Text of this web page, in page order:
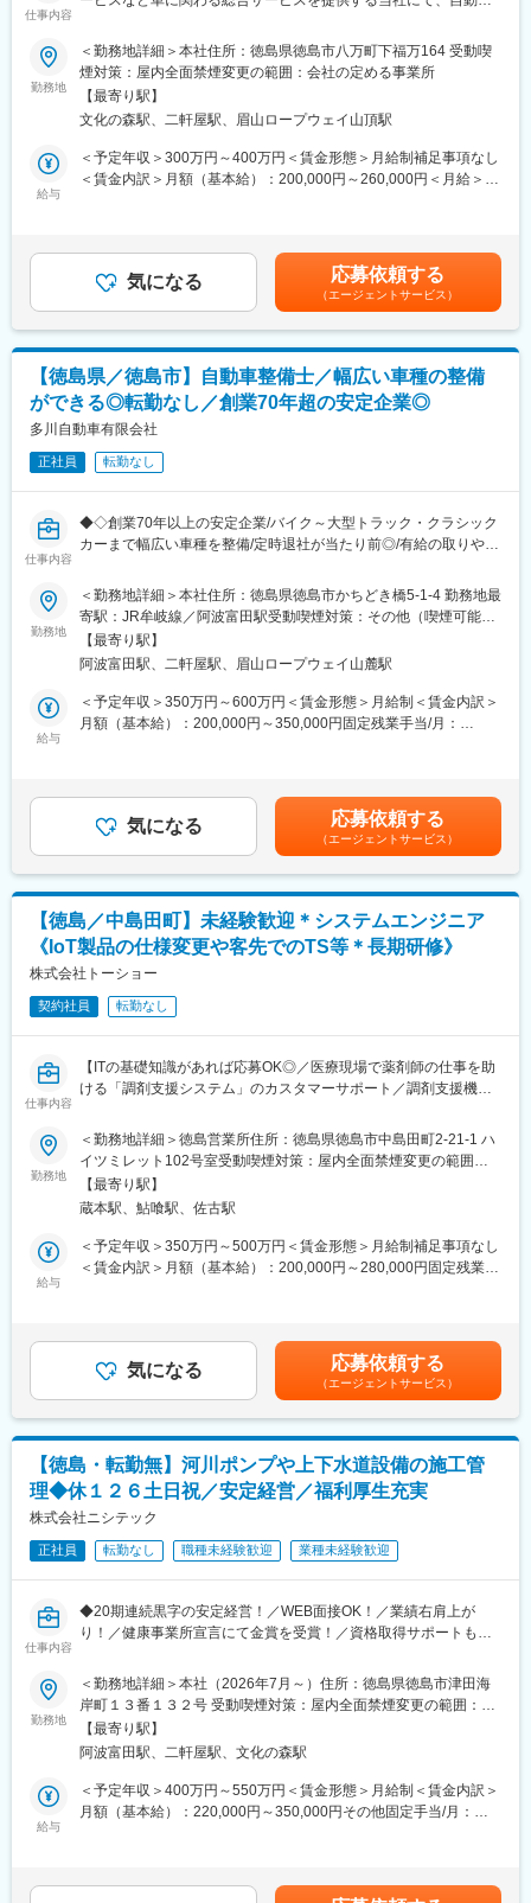
仕事内容
■業務内容：
車検整備、一般整備、定期点検整備などを行っていただきます。
（国産車の普通車・軽自動車が主になります）
その他付随する業務として納車、引き取りなども行っていただき
ます。
■当社について：
い職場です。時代ニーズに応え続けられる組織創りを目指してお
ります。
勤務地
＜勤務地詳細＞本社住所：徳島県徳島市八万町下福万164 受動喫
煙対策：屋内全面禁煙変更の範囲：会社の定める事業所
【最寄り駅】
文化の森駅、二軒屋駅、眉山ロープウェイ山頂駅
給与
＜予定年収＞300万円～400万円＜賃金形態＞月給制補足事項なし
＜賃金内訳＞月額（基本給）：200,000円～260,000円＜月給＞
当者には下記手当支給あり・主任検査員20,000円～・検査員
10,000円～・2級整備士7,000円～・3級整備士5,000円～賃金はあ
くまでも目安の金額であり、選考を通じて上下する可能性があり
ます。月給(月額)は固定手当を含めた表記です。
気になる 応募依頼する
（エージェントサービス）
【徳島県／徳島市】自動車整備士／幅広い車種の整備
ができる◎転勤なし／創業70年超の安定企業◎
多川自動車有限会社
正社員 転勤なし
仕事内容
◆◇創業70年以上の安定企業/バイク～大型トラック・クラシック
カーまで幅広い車種を整備/定時退社が当たり前◎/有給の取りやす
■おすすめPOINT ＼「好きな車」を仕事にしながら、無理なく長
く働ける整備工場◎／
・昭和27年創業、徳島市中心部で70年以上続く安定企業！車検・
板金・販売・レンタカーまで一貫したサポート体制でお客様のカ
ーライフを支えています！
・バイク～乗用車～4tトラック・中型バス・クラシックカーまで
も好きなタイミングで取得しやすい職場です！
チーム単位で整備を行うため、不明点はいつでも先輩社員に聞け
る環境です。また整備士や検査員、牽引免許などの業務で必要な
資格は全額会社負担で取得頂けます。
■業務詳細：
＜メンテナンス業務＞
・乗用車、4tトラック、中型バスなどの点検・車検・一般整備
・オイル交換、タイヤ交換、ブレーキ周りの整備、故障診断など
＜フロント業務＞
・お客様の受付・ヒアリング（症状や要望の確認）
・顧客データ管理
中型車や法人顧客の案件もあり、説明力・提案力を活かしながら
「頼られる存在」として活躍できます！
・先輩社員について補助作業からスタートし、段階的に車検・整
備の一連の流れをお任せしていきます。
従業員同士の仲が良く、ジョークを言えるくらい親しみやすい雰
囲気で風通しも抜群です。分からないことは何でも聞いてくださ
い！
実力と頑張り次第で、将来的には会社幹部などのポジションも目
指せます！
■働き方・やりがい：
・景気の波に左右されにくく、地域のお客様や企業から安定して
受注をいただいています。
・車のオーナー様から相談を受け、最適な修理を提案・実施し、
変更の範囲：会社の定める業務
勤務地
＜勤務地詳細＞本社住所：徳島県徳島市かちどき橋5-1-4 勤務地最
寄駅：JR牟岐線／阿波富田駅受動喫煙対策：その他（喫煙可能場
所あり）変更の範囲：無
【最寄り駅】
阿波富田駅、二軒屋駅、眉山ロープウェイ山麓駅
給与
＜予定年収＞350万円～600万円＜賃金形態＞月給制＜賃金内訳＞
月額（基本給）：200,000円～350,000円固定残業手当/月：
他固定手当：・精勤手当／資格手当■予定年収コメント：・予定年
収は諸手当含む・予定年収は年齢／経験／能力等を考慮の上決
定・賞与／年2回／計3ヶ月分／前年度実績・昇給：年１回（4
月）賃金はあくまでも目安の金額であり、選考を通じて上下する
可能性があります。月給(月額)は固定手当を含めた表記です。
気になる 応募依頼する
（エージェントサービス）
【徳島／中島田町】未経験歓迎＊システムエンジニア
《IoT製品の仕様変更や客先でのTS等＊長期研修》
株式会社トーショー
契約社員 転勤なし
仕事内容
【ITの基礎知識があれば応募OK◎／医療現場で薬剤師の仕事を助
ける「調剤支援システム」のカスタマーサポート／調剤支援機
【はじめに】
当ポジションは自社販売している大型IoT製品や薬剤システムの運
用～保守を担うシステムエンジニア職となっております。未経験
からチャレンジできる事に加えて、メーカー直雇用という貴重な
求人となっております。IT領域へキャリアチェンジされたい方歓
迎しております！
るため、社内でのデスクワークが6割、お客様先での業務が4割ほ
どとなります。また、外部のITベンダーとの打ち合わせ等もある
ため、関係者が多いのも当職種の特徴の一つとなります。
ます。
【ポジションの魅力】
・長期間の研修を用意しているため職種未経験＆技術的な知識が
全く無い方でも立ち上りが可能となっております。
・業界トップクラスの調剤システムやIoT製品を扱っており、業務
を通して最新の技術に触れることが可能です。
・正社員登用は前提の採用です。就業態度に問題がなければ原則
登用となり、業界トップクラスシェアを誇る優良企業の正社員と
して安定就業が可能です。（登用率98%、試験ノルマなし）
【同社の魅力】
◆医療業界に貢献：
最新のIoT技術に注力しており、これまで人の手でアナログに行わ
れていた薬剤管理を、全自動で管理、調整、計測、分包まで対応
ない医療現場の安心安全や、医療従事者の負担軽減に大きく貢献
しています。
勤務地
＜勤務地詳細＞徳島営業所住所：徳島県徳島市中島田町2-21-1 ハ
イツミレット102号室受動喫煙対策：屋内全面禁煙変更の範囲：
会社の定める事業所（リモートワーク含む）
【最寄り駅】
蔵本駅、鮎喰駅、佐古駅
給与
＜予定年収＞350万円～500万円＜賃金形態＞月給制補足事項なし
＜賃金内訳＞月額（基本給）：200,000円～280,000円固定残業手
＞※給与詳細は、年齢・スキルを考慮し決定します。■昇給：年1
回■賞与：年2回賃金はあくまでも目安の金額であり、選考を通じ
て上下する可能性があります。月給(月額)は固定手当を含めた表記
です。
気になる 応募依頼する
（エージェントサービス）
【徳島・転勤無】河川ポンプや上下水道設備の施工管
理◆休１２６土日祝／安定経営／福利厚生充実
株式会社ニシテック
正社員 転勤なし 職種未経験歓迎 業種未経験歓迎
仕事内容
◆20期連続黒字の安定経営！／WEB面接OK！／業績右肩上が
り！／健康事業所宣言にて金賞を受賞！／資格取得サポートも充
＼この求人のポイント／
◎ワークライフバランスを重視した柔軟な社風
◎完全週休2日制（土日祝／年休126日）
◎残業時間20～30ｈ程
◎リフレッシュ旅行制度有り（毎年プライベートで使える旅費5万
円を支給！）
徳島本社では、非常用発電機やポンプ設備工事の、機器の選定～
勤務地
＜勤務地詳細＞本社（2026年7月～）住所：徳島県徳島市津田海
岸町１３番１３２号 受動喫煙対策：屋内全面禁煙変更の範囲：会
社の定める事業所
【最寄り駅】
阿波富田駅、二軒屋駅、文化の森駅
給与
＜予定年収＞400万円～550万円＜賃金形態＞月給制＜賃金内訳＞
月額（基本給）：220,000円～350,000円その他固定手当/月：
2万円、既婚者2.5万円、実家暮らし1.5万円・家族手当：扶養配偶